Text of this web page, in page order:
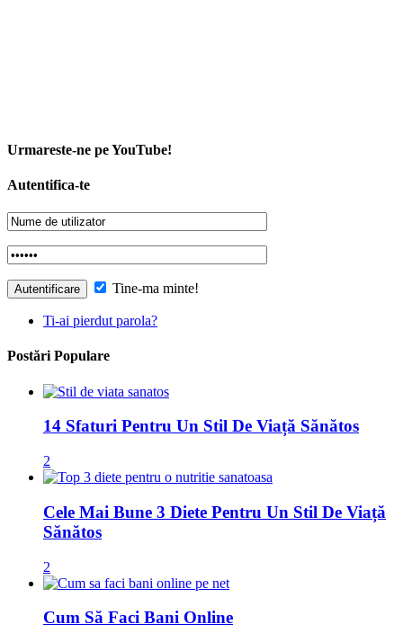
Urmareste-ne pe YouTube!
Autentifica-te
Tine-ma minte!
Ti-ai pierdut parola?
Postări Populare
14 Sfaturi Pentru Un Stil De Viață Sănătos
2
Cele Mai Bune 3 Diete Pentru Un Stil De Viață
Sănătos
2
Cum Să Faci Bani Online